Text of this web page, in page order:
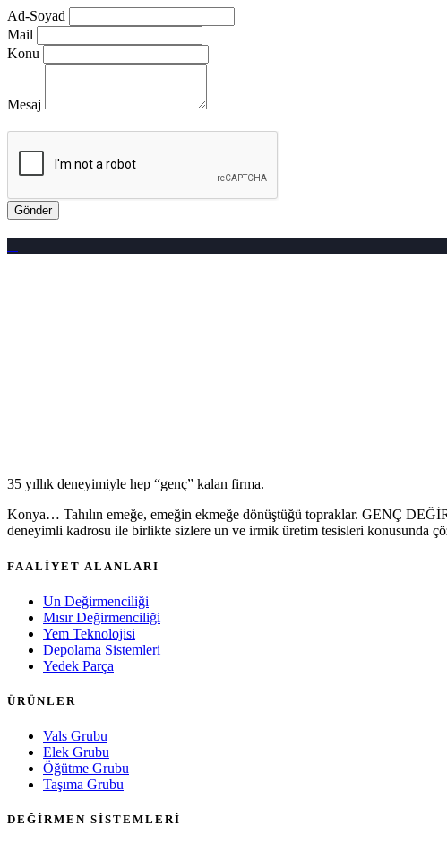
Ad-Soyad
Mail
Konu
Mesaj
Gönder
35 yıllık deneyimiyle hep “genç” kalan firma.
Konya… Tahılın emeğe, emeğin ekmeğe dönüştüğü topraklar. GENÇ
deneyimli kadrosu ile birlikte sizlere un ve irmik üretim tesisleri konusunda
FAALİYET ALANLARI
Un Değirmenciliği
Mısır Değirmenciliği
Yem Teknolojisi
Depolama Sistemleri
Yedek Parça
ÜRÜNLER
Vals Grubu
Elek Grubu
Öğütme Grubu
Taşıma Grubu
DEĞİRMEN SİSTEMLERİ